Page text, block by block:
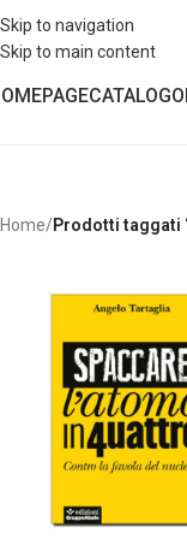
Skip to navigation
Skip to main content
CATALOGO
Home/Prodotti taggati